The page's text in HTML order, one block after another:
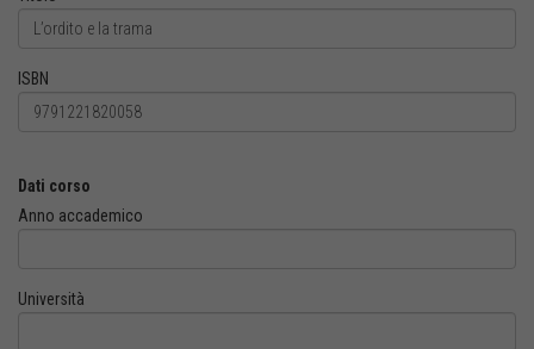
ISBN
Dati corso
Anno accademico
Università